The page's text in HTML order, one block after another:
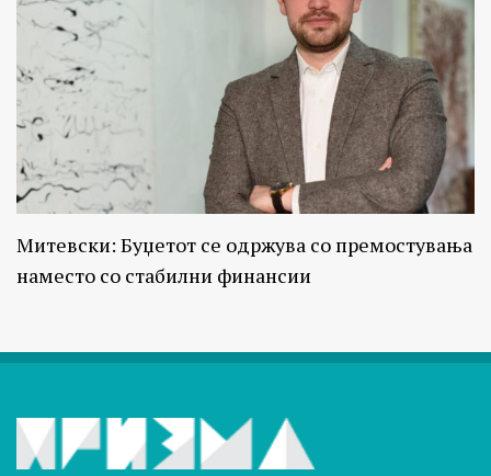
Митевски: Буџетот се одржува со премостувања
наместо со стабилни финансии